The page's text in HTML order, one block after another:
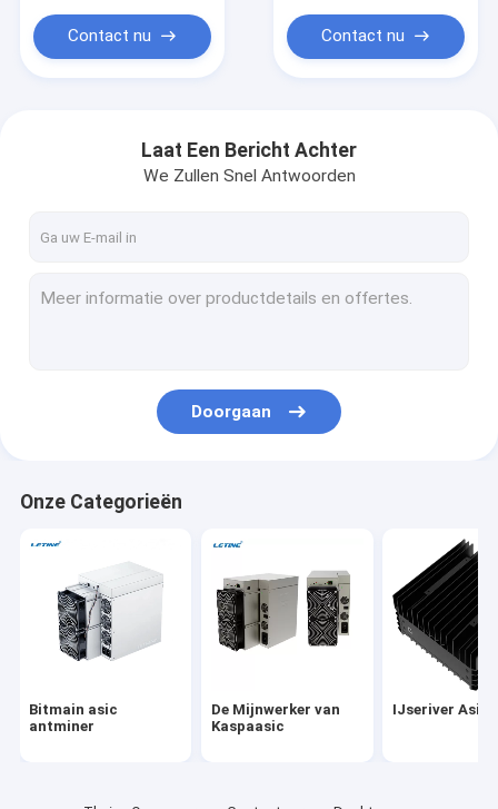
Nieuws
Bitmain asic antminer
De Mijnwerker van Goldshellasic
De Mijnwerker van Innosiliconasic
iBeLink Mijnwerker
gpu-mijnbouwinstallatie
Contact nu Contact nu
Laat Een Bericht Achter
We Zullen Snel Antwoorden
Doorgaan
Onze Categorieën
Bitmain asic
antminer
De Mijnwerker van
Kaspaasic
IJseriver Asic